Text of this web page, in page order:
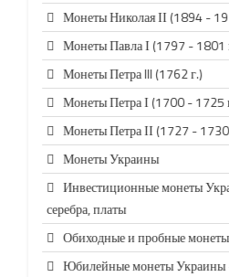
Монеты Николая ІІ (1894 -
Монеты Павла І (1797 - 1801
Монеты Петра III (1762 г.)
Монеты Петра І (1700 - 1725
Монеты Петра ІІ (1727 - 1730
Монеты Украины
Инвестиционные монеты
серебра, платы
Обиходные и пробные
Юбилейные монеты Украины